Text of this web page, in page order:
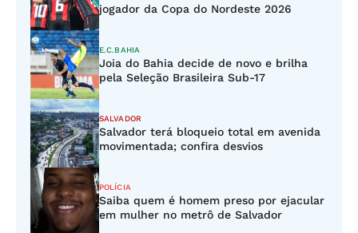
jogador da Copa do Nordeste 2026
E.C.BAHIA
Joia do Bahia decide de novo e brilha
pela Seleção Brasileira Sub-17
SALVADOR
Salvador terá bloqueio total em avenida
movimentada; confira desvios
POLÍCIA
Saiba quem é homem preso por ejacular
em mulher no metrô de Salvador